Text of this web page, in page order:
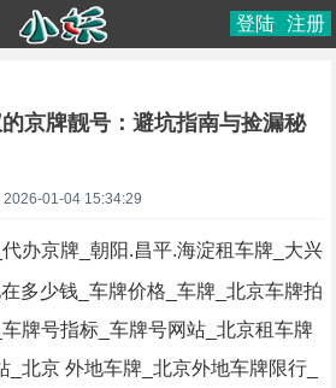
登陆 注册
京牌靓号：避坑指南与捡漏秘
2026-01-04 15:34:29
办京牌_朝阳.昌平.海淀租车牌_大兴
多少钱_车牌价格_车牌_北京车牌拍
牌号指标_车牌号网站_北京租车牌
北京 外地车牌_北京外地车牌限行_